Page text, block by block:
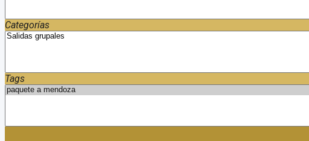
Categorías
Tags